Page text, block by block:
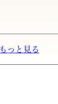
もっと見る